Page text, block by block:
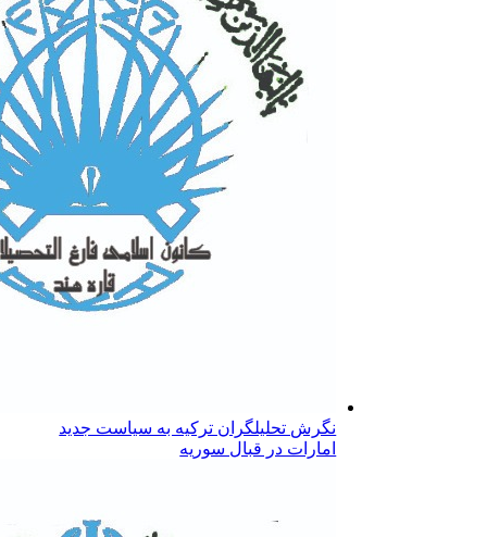
نگرش تحلیلگران ترکیه به سیاست جدید
امارات در قبال سوریه